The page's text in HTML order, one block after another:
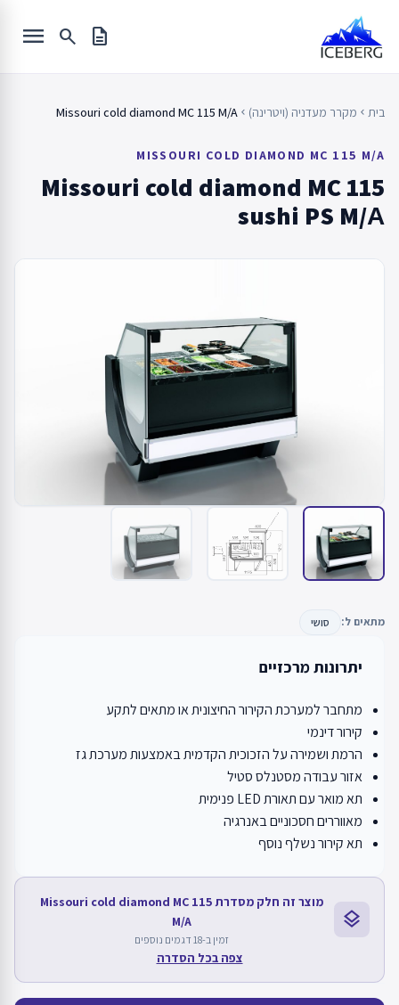
content
description
search
menu
בית chevron_left מקרר מעדניה (ויטרינה) chevron_left
Missouri cold diamond MC 115 M/A
MISSOURI COLD DIAMOND MC 115 M/A
Missouri cold diamond MC 115
sushi PS M/А
מתאים ל: סושי
יתרונות מרכזיים
מתחבר למערכת הקירור החיצונית או מתאים לתקע
קירור דינמי
הרמת ושמירה על הזכוכית הקדמית באמצעות מערכת גז
אזור עבודה מסטנלס סטיל
תא מואר עם תאורת LED פנימית
מאווררים חסכוניים באנרגיה
תא קירור נשלף נוסף
layers
מוצר זה חלק מסדרת Missouri cold diamond MC 115
M/A
זמין ב-18 דגמים נוספים
צפה בכל הסדרה